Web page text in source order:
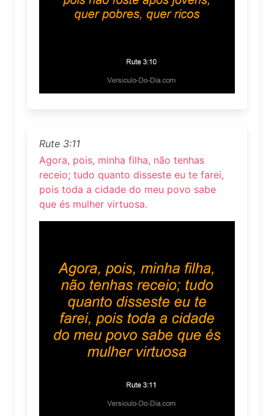
Rute 3:11
Agora, pois, minha filha, não tenhas
receio; tudo quanto disseste eu te farei,
pois toda a cidade do meu povo sabe
que és mulher virtuosa.